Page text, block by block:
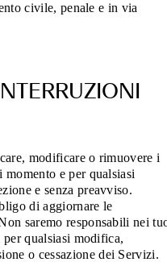
civile, penale e in via
modificare o rimuovere i
e per qualsiasi
e senza preavviso.
di aggiornare le
saremo responsabili nei
qualsiasi modifica,
o cessazione dei Servizi.